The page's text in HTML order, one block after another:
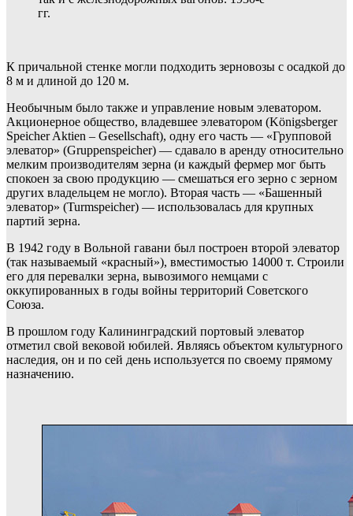
гг.
К причальной стенке могли подходить зерновозы с осадкой до
8 м и длиной до 120 м.
Необычным было также и управление новым элеватором.
Акционерное общество, владевшее элеватором (Königsberger
Speicher Aktien – Gesellschaft), одну его часть — «Групповой
элеватор» (Gruppenspeicher) — сдавало в аренду относительно
мелким производителям зерна (и каждый фермер мог быть
спокоен за свою продукцию — смешаться его зерно с зерном
других владельцем не могло). Вторая часть — «Башенный
элеватор» (Turmspeicher) — использовалась для крупных
партий зерна.
В 1942 году в Вольной гавани был построен второй элеватор
(так называемый «красный»), вместимостью 14000 т. Строили
его для перевалки зерна, вывозимого немцами с
оккупированных в годы войны территорий Советского
Союза.
В прошлом году Калининградский портовый элеватор
отметил свой вековой юбилей. Являясь объектом культурного
наследия, он и по сей день используется по своему прямому
назначению.